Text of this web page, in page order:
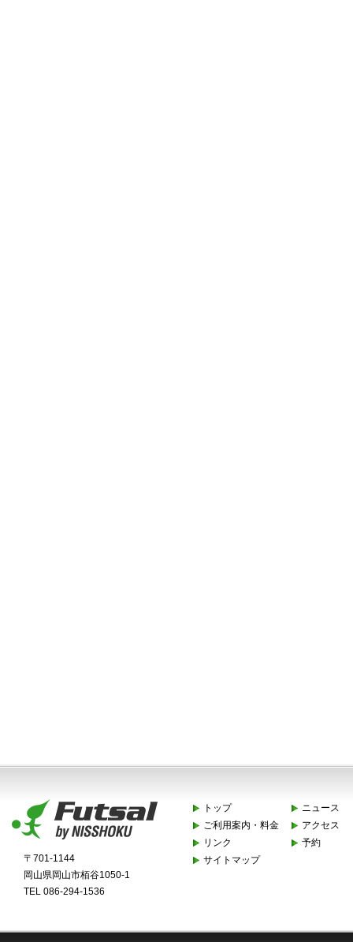
〒701-1144
岡山県岡山市栢谷1050-1
TEL 086-294-1536
トップ
ニュース
ご利用案内・料金
アクセス
リンク
予約
サイトマップ